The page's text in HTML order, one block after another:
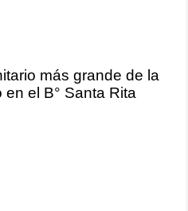
más grande de la
el B° Santa Rita